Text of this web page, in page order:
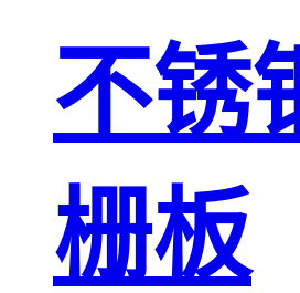
不锈
栅板